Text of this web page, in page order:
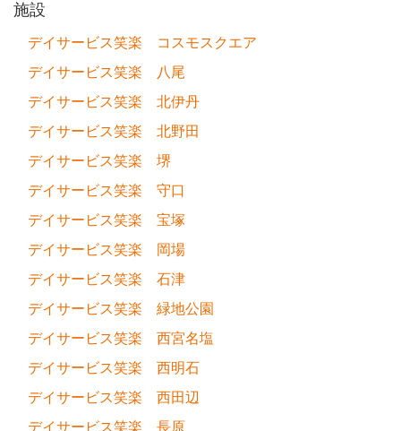
施設
デイサービス笑楽 コスモスクエア
デイサービス笑楽 八尾
デイサービス笑楽 北伊丹
デイサービス笑楽 北野田
デイサービス笑楽 堺
デイサービス笑楽 守口
デイサービス笑楽 宝塚
デイサービス笑楽 岡場
デイサービス笑楽 石津
デイサービス笑楽 緑地公園
デイサービス笑楽 西宮名塩
デイサービス笑楽 西明石
デイサービス笑楽 西田辺
デイサービス笑楽 長原